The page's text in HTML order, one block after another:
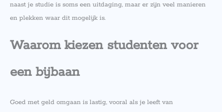
naast je studie is soms een uitdaging, maar er zijn veel manieren
en plekken waar dit mogelijk is.
Waarom kiezen studenten voor
een bijbaan
Goed met geld omgaan is lastig, vooral als je leeft van